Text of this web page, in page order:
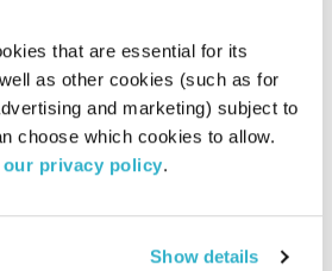
that are essential for its
as other cookies (such as for
and marketing) subject to
choose which cookies to allow.
our privacy policy.
Show details
כל יום מחדש – 9.11.25
כל יום מחדש
אמיר פרי
09.11.25
00:59:42
אודיו